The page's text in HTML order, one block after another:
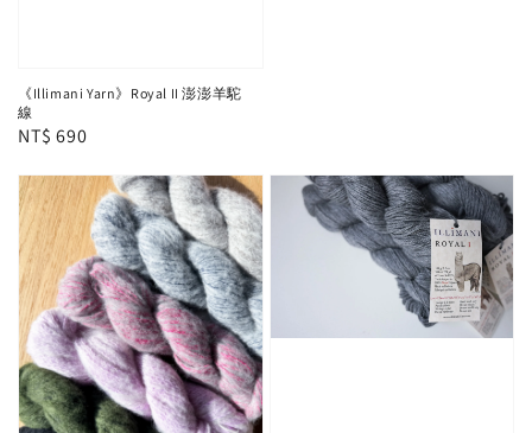
《Illimani Yarn》Royal II 澎澎羊駝
線
Regular
NT$ 690